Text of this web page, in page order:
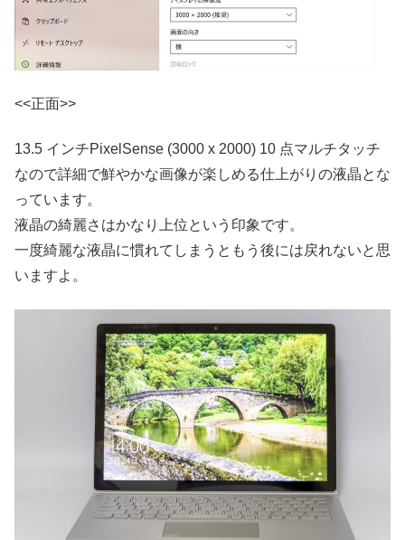
<<正面>>
13.5 インチPixelSense (3000 x 2000) 10 点マルチタッチ
なので詳細で鮮やかな画像が楽しめる仕上がりの液晶とな
っています。
液晶の綺麗さはかなり上位という印象です。
一度綺麗な液晶に慣れてしまうともう後には戻れないと思
いますよ。